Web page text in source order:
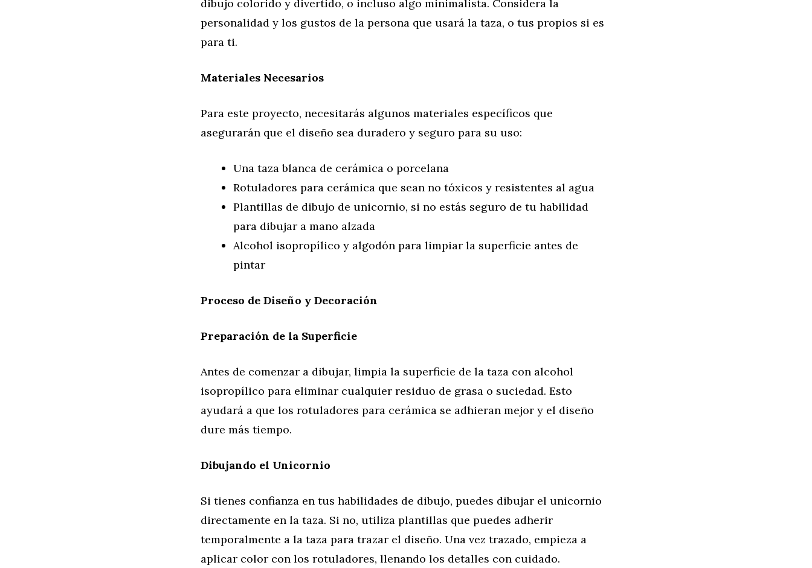
dibujo colorido y divertido, o incluso algo minimalista. Considera la
personalidad y los gustos de la persona que usará la taza, o tus propios si es
para ti.
Materiales Necesarios
Para este proyecto, necesitarás algunos materiales específicos que
asegurarán que el diseño sea duradero y seguro para su uso:
Una taza blanca de cerámica o porcelana
Rotuladores para cerámica que sean no tóxicos y resistentes al agua
Plantillas de dibujo de unicornio, si no estás seguro de tu habilidad
para dibujar a mano alzada
Alcohol isopropílico y algodón para limpiar la superficie antes de
pintar
Proceso de Diseño y Decoración
Preparación de la Superficie
Antes de comenzar a dibujar, limpia la superficie de la taza con alcohol
isopropílico para eliminar cualquier residuo de grasa o suciedad. Esto
ayudará a que los rotuladores para cerámica se adhieran mejor y el diseño
dure más tiempo.
Dibujando el Unicornio
Si tienes confianza en tus habilidades de dibujo, puedes dibujar el unicornio
directamente en la taza. Si no, utiliza plantillas que puedes adherir
temporalmente a la taza para trazar el diseño. Una vez trazado, empieza a
aplicar color con los rotuladores, llenando los detalles con cuidado.